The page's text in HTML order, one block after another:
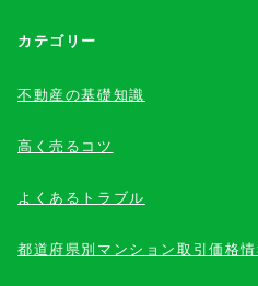
カテゴリー
不動産の基礎知識
高く売るコツ
よくあるトラブル
都道府県別マンション取引価格情